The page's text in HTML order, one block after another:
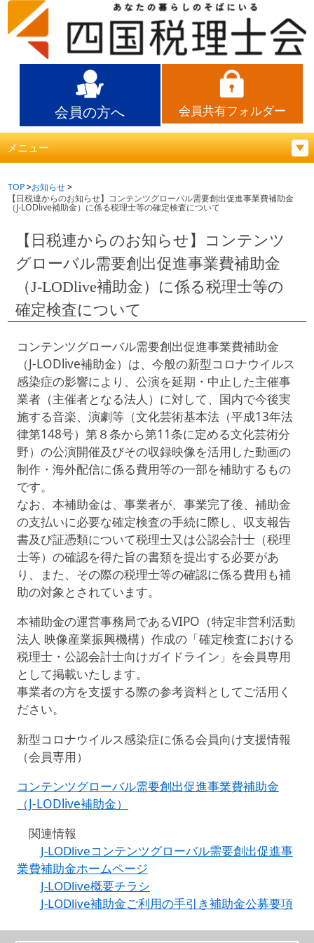
会員の方へ 会員共有フォルダー
メニュー
TOP
お知らせ
【日税連からのお知らせ】コンテンツグローバル需要創出促進事業費補助金
（J-LODlive補助金）に係る税理士等の確定検査について
【日税連からのお知らせ】コンテンツ
グローバル需要創出促進事業費補助金
（J-LODlive補助金）に係る税理士等の
確定検査について
コンテンツグローバル需要創出促進事業費補助金
（J-LODlive補助金）は、今般の新型コロナウイルス
感染症の影響により、公演を延期・中止した主催事
業者（主催者となる法人）に対して、国内で今後実
施する音楽、演劇等（文化芸術基本法（平成13年法
律第148号）第８条から第11条に定める文化芸術分
野）の公演開催及びその収録映像を活用した動画の
制作・海外配信に係る費用等の一部を補助するもの
です。
なお、本補助金は、事業者が、事業完了後、補助金
の支払いに必要な確定検査の手続に際し、収支報告
書及び証憑類について税理士又は公認会計士（税理
士等）の確認を得た旨の書類を提出する必要があ
り、また、その際の税理士等の確認に係る費用も補
助の対象とされています。
本補助金の運営事務局であるVIPO（特定非営利活動
法人 映像産業振興機構）作成の「確定検査における
税理士・公認会計士向けガイドライン」を会員専用
として掲載いたします。
事業者の方を支援する際の参考資料としてご活用く
ださい。
新型コロナウイルス感染症に係る会員向け支援情報
（会員専用）
コンテンツグローバル需要創出促進事業費補助金
（J-LODlive補助金）
関連情報
J-LODliveコンテンツグローバル需要創出促進事
業費補助金ホームページ
J-LODlive概要チラシ
J-LODlive補助金ご利用の手引き補助金公募要項